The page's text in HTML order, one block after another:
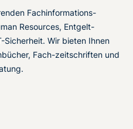
Fachinformations-
Resources, Entgelt-
Wir bieten Ihnen
Fach-zeitschriften und